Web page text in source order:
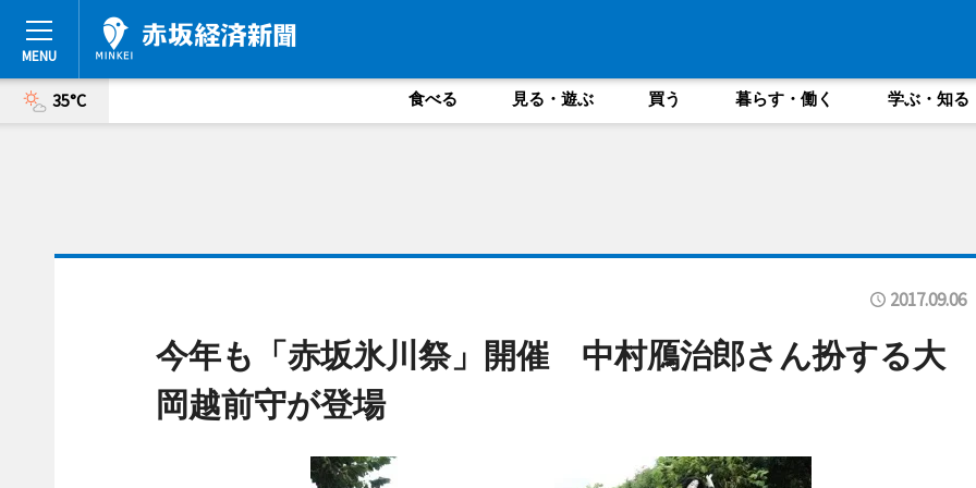
35°C 食べる 見る・遊ぶ 買う 暮らす・働く 学ぶ・知る
2017.09.06
今年も「赤坂氷川祭」開催 中村鴈治郎さん扮する大
岡越前守が登場